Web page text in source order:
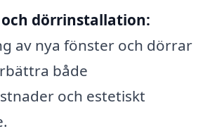
och dörrinstallation:
av nya fönster och dörrar
både
och estetiskt